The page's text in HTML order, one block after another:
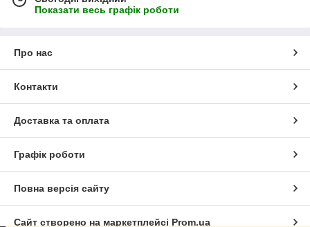
Показати весь графік роботи
Про нас
Контакти
Доставка та оплата
Графік роботи
Повна версія сайту
Сайт створено на маркетплейсі Prom.ua